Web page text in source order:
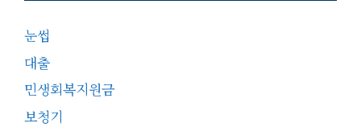
눈썹
대출
민생회복지원금
보청기